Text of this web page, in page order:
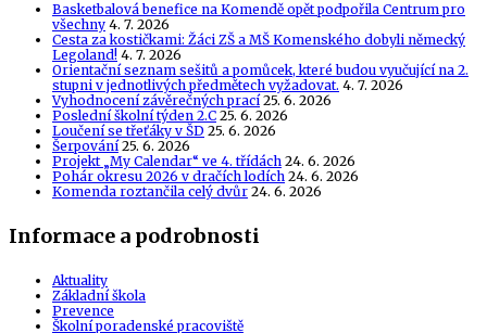
Basketbalová benefice na Komendě opět podpořila Centrum pro
všechny 4. 7. 2026
Cesta za kostičkami: Žáci ZŠ a MŠ Komenského dobyli německý
Legoland! 4. 7. 2026
Orientační seznam sešitů a pomůcek, které budou vyučující na 2.
stupni v jednotlivých předmětech vyžadovat. 4. 7. 2026
Vyhodnocení závěrečných prací 25. 6. 2026
Poslední školní týden 2.C 25. 6. 2026
Loučení se třeťáky v ŠD 25. 6. 2026
Šerpování 25. 6. 2026
Projekt „My Calendar“ ve 4. třídách 24. 6. 2026
Pohár okresu 2026 v dračích lodích 24. 6. 2026
Komenda roztančila celý dvůr 24. 6. 2026
Informace a podrobnosti
Aktuality
Základní škola
Prevence
Školní poradenské pracoviště